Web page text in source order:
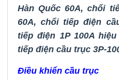
Hàn Quốc 60A, chổi
60A,chổi tiếp điện
tiếp điện 1P 100A
tiếp điện cầu trục 3P-
Điều khiển cầu trục